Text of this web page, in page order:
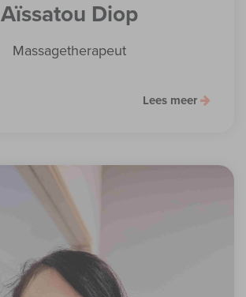
Aïssatou Diop
Massagetherapeut
Lees meer